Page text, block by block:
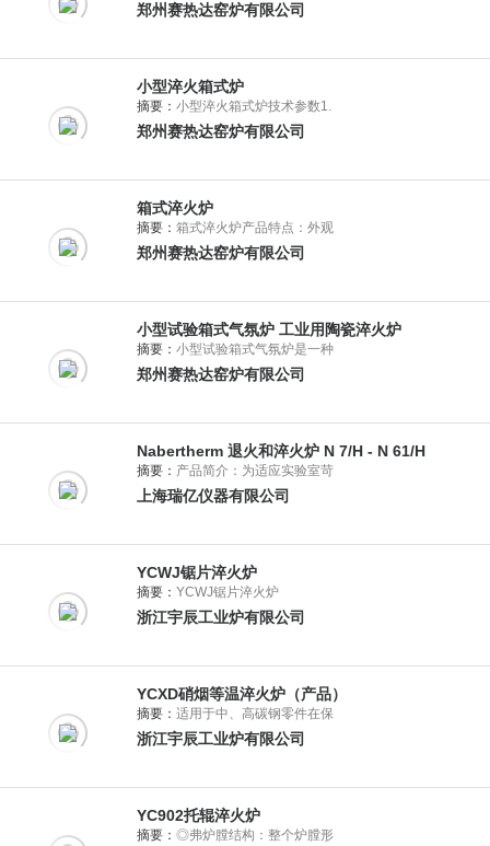
郑州赛热达窑炉有限公司
小型淬火箱式炉
摘要： 小型淬火箱式炉技术参数1.
郑州赛热达窑炉有限公司
箱式淬火炉
摘要： 箱式淬火炉产品特点：外观
郑州赛热达窑炉有限公司
小型试验箱式气氛炉 工业用陶瓷淬火炉
摘要： 小型试验箱式气氛炉是一种
郑州赛热达窑炉有限公司
Nabertherm 退火和淬火炉 N 7/H - N 61/H
摘要： 产品简介：为适应实验室苛
上海瑞亿仪器有限公司
YCWJ锯片淬火炉
摘要： YCWJ锯片淬火炉
浙江宇辰工业炉有限公司
YCXD硝烟等温淬火炉（产品）
摘要： 适用于中、高碳钢零件在保
浙江宇辰工业炉有限公司
YC902托辊淬火炉
摘要： ◎弗炉膛结构：整个炉膛形